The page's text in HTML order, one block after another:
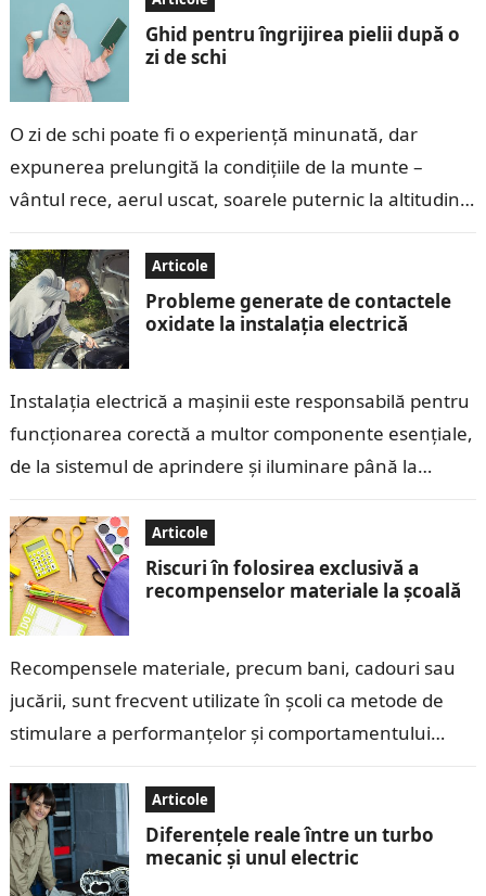
Ghid pentru îngrijirea pielii după o
zi de schi
O zi de schi poate fi o experiență minunată, dar
expunerea prelungită la condițiile de la munte –
vântul rece, aerul uscat, soarele puternic la altitudini
Articole
Probleme generate de contactele
oxidate la instalația electrică
Instalația electrică a mașinii este responsabilă pentru
funcționarea corectă a multor componente esențiale,
de la sistemul de aprindere și iluminare până la
electrice, care…
Articole
Riscuri în folosirea exclusivă a
recompenselor materiale la școală
Recompensele materiale, precum bani, cadouri sau
jucării, sunt frecvent utilizate în școli ca metode de
stimulare a performanțelor și comportamentului
pe…
Articole
Diferențele reale între un turbo
mecanic și unul electric